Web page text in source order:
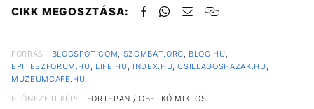
CIKK MEGOSZTÁSA:
FORRÁS BLOGSPOT.COM SZOMBAT.ORG BLOG.HU
EPITESZFORUM.HU
LIFE.HU INDEX.HU ,CSILLAGOSHAZAK.HU
MUZEUMCAFE.HU
ELŐNÉZETI KÉP:
FORTEPAN / OBETKÓ MIKLÓS